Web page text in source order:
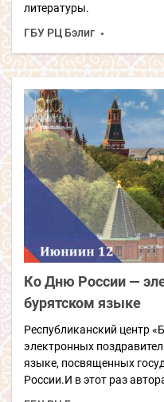
литературы.
ГБУ РЦ Бэлиг
Ко Дню России —
бурятском языке
Республиканский центр
электронных
языке, посвященных
России.И в этот раз